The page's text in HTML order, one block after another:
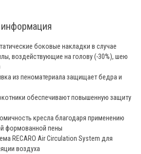
боковые накладки в случае
воздействующие на голову (-30%), шею
из пеноматериала защищает бедра и
обеспечивают повышенную защиту
кресла благодаря применению
формованной пены
RECARO Air Circulation System для
воздуха